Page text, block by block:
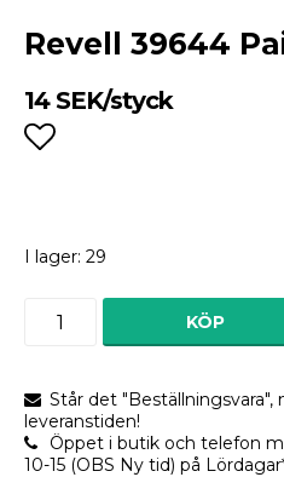
Revell 39644
14 SEK/styck
I lager: 29
KÖP
Står det "Beställningsvara",
leveranstiden!
Öppet i butik och telefon
10-15 (OBS Ny tid) på